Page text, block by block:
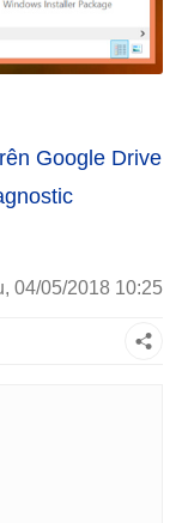
Google Drive
04/05/2018 10:25